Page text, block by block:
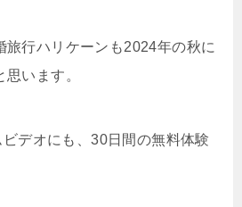
旅行ハリケーンも2024年の秋に
います。
デオにも、30日間の無料体験